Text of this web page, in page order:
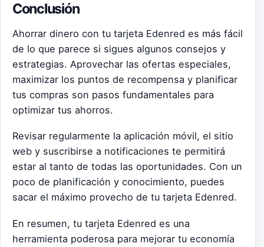
Conclusión
Ahorrar dinero con tu tarjeta Edenred es más fácil
de lo que parece si sigues algunos consejos y
estrategias. Aprovechar las ofertas especiales,
maximizar los puntos de recompensa y planificar
tus compras son pasos fundamentales para
optimizar tus ahorros.
Revisar regularmente la aplicación móvil, el sitio
web y suscribirse a notificaciones te permitirá
estar al tanto de todas las oportunidades. Con un
poco de planificación y conocimiento, puedes
sacar el máximo provecho de tu tarjeta Edenred.
En resumen, tu tarjeta Edenred es una
herramienta poderosa para mejorar tu economía